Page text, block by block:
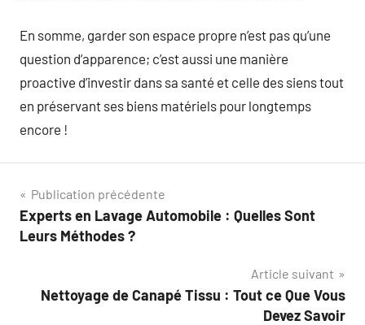
En somme, garder son espace propre n’est pas qu’une
question d’apparence; c’est aussi une manière
proactive d’investir dans sa santé et celle des siens tout
en préservant ses biens matériels pour longtemps
encore !
Navigation
de
Publication précédente
Experts en Lavage Automobile : Quelles Sont
Leurs Méthodes ?
Article suivant
Nettoyage de Canapé Tissu : Tout ce Que Vous
Devez Savoir